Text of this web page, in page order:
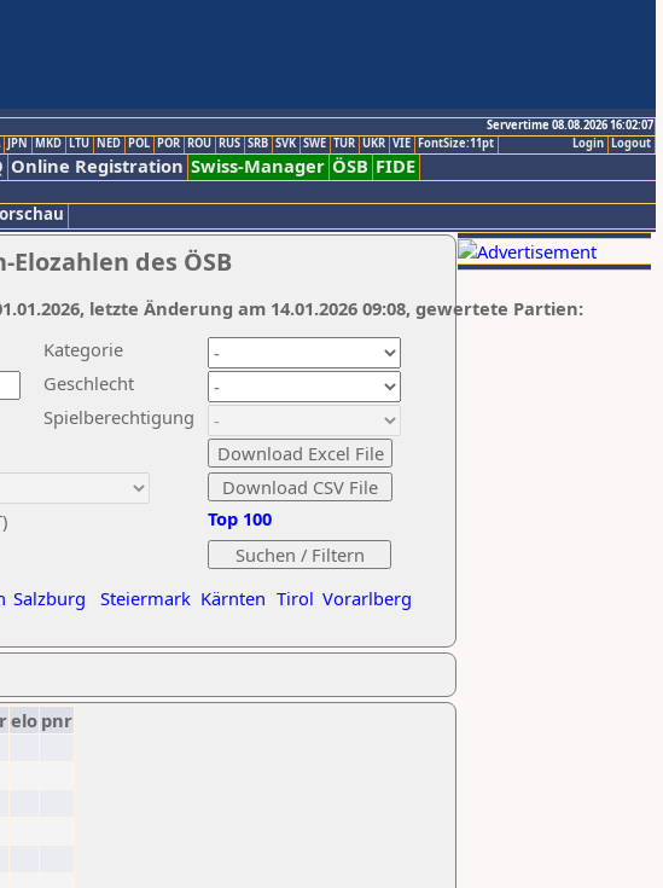
Servertime 08.08.2026 16:02:07
Logout
Login
JPN MKD LTU NED POL POR ROU RUS SRB SVK SWE TUR UKR VIE FontSize:11pt
Online Registration Swiss-Manager ÖSB FIDE
des ÖSB
Kategorie
Geschlecht
Spielberechtigung
Salzburg Steiermark Kärnten Tirol Vorarlberg
Top 100
letzte Änderung am 14.01.2026 09:08, gewertete Partien:
elo pnr